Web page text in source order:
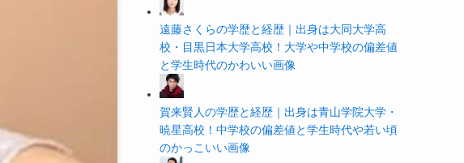
遠藤さくらの学歴と経歴｜出身は大同大学高
校・目黒日本大学高校！大学や中学校の偏差値
と学生時代のかわいい画像
賀来賢人の学歴と経歴｜出身は青山学院大学・
暁星高校！中学校の偏差値と学生時代や若い頃
のかっこいい画像